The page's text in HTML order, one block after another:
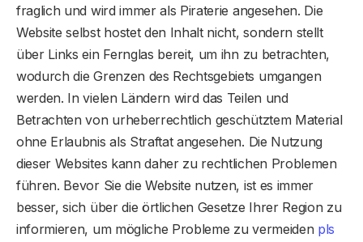
fraglich und wird immer als Piraterie angesehen. Die
Website selbst hostet den Inhalt nicht, sondern stellt
über Links ein Fernglas bereit, um ihn zu betrachten,
wodurch die Grenzen des Rechtsgebiets umgangen
werden. In vielen Ländern wird das Teilen und
Betrachten von urheberrechtlich geschütztem Material
ohne Erlaubnis als Straftat angesehen. Die Nutzung
dieser Websites kann daher zu rechtlichen Problemen
führen. Bevor Sie die Website nutzen, ist es immer
besser, sich über die örtlichen Gesetze Ihrer Region zu
informieren, um mögliche Probleme zu vermeiden pls